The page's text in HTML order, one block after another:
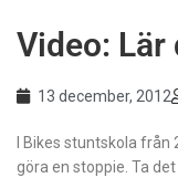
Video: Lär
13 december, 2012
I Bikes stuntskola
göra en stoppie. Ta